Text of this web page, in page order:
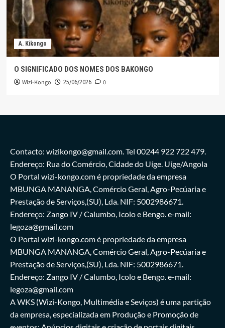
A. Kikongo
O SIGNIFICADO DOS NOMES DOS BAKONGO
Wizi-Kongo 25/06/2026 0
Contacto: wizikongo@gmail.com. Tel 00244 922 722 479.
Endereço: Rua do Comércio, Cidade do Uíge. Uíge/Angola
O Portal wizi-kongo.com é propriedade da empresa
MBUNGA MANANGA, Comércio Geral, Agro-Pecúaria e
Prestação de Serviços,(SU), Lda. NIF: 5002986671.
Endereço: Zango IV / Calumbo, Icolo e Bengo. e-mail:
legoza@gmail.com
O Portal wizi-kongo.com é propriedade da empresa
MBUNGA MANANGA, Comércio Geral, Agro-Pecúaria e
Prestação de Serviços,(SU), Lda. NIF: 5002986671.
Endereço: Zango IV / Calumbo, Icolo e Bengo. e-mail:
legoza@gmail.com
A WKS (Wizi-Kongo, Multimédia e Seviços) é uma partição
da empresa, especializada em Produção e Promoção de